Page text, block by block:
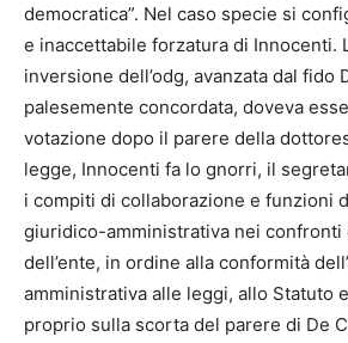
democratica”. Nel caso specie si
e inaccettabile forzatura di Innocenti.
inversione dell’odg, avanzata dal fido
palesemente concordata, doveva
votazione dopo il parere della
legge, Innocenti fa lo gnorri, il
i compiti di collaborazione e funzioni
giuridico-amministrativa nei confronti
dell’ente, in ordine alla conformità
amministrativa alle leggi, allo Statuto
proprio sulla scorta del parere di De